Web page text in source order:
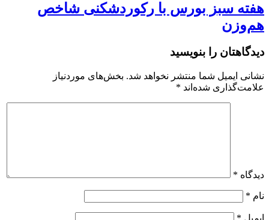
هفته سبز بورس با رکوردشکنی شاخص
هم‌وزن
دیدگاهتان را بنویسید
نشانی ایمیل شما منتشر نخواهد شد. بخش‌های موردنیاز
علامت‌گذاری شده‌اند *
دیدگاه *
نام *
ایمیل *